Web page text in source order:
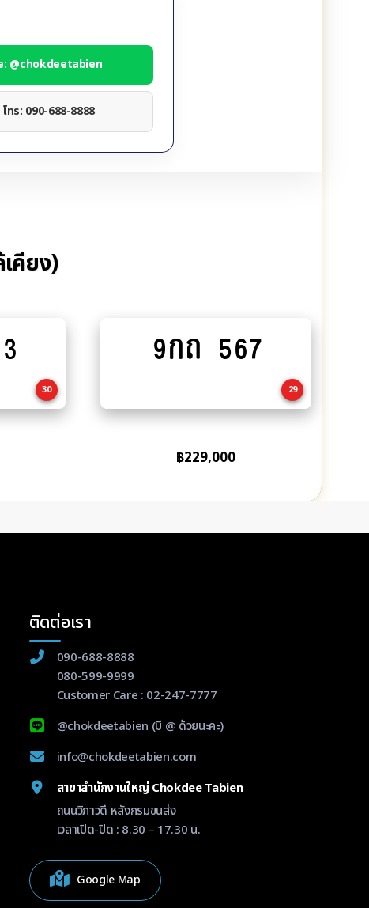
@chokdeetabien
โทร: 090-688-8888
คียง)
30
Add
to
9กถ 567
29
฿229,000
ติดต่อเรา
090-688-8888
080-599-9999
Customer Care : 02-247-7777
@chokdeetabien (มี @ ด้วยนะคะ)
info@chokdeetabien.com
สาขาสำนักงานใหญ่ Chokdee Tabien
ถนนวิภาวดี หลังกรมขนส่ง
เวลาเปิด-ปิด : 8.30 – 17.30 น.
Google Map